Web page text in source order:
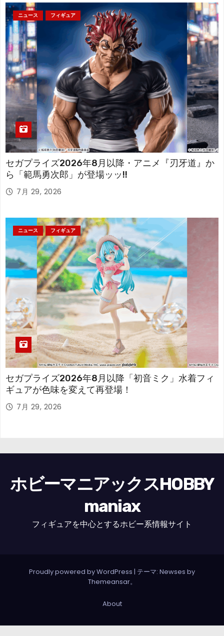
ニュース フィギュア
セガプライズ2026年8月以降・アニメ『刃牙道』か
ら「範馬勇次郎」が登場ッッ!!
7月 29, 2026
ニュース フィギュア
セガプライズ2026年8月以降「初音ミク」水着フィ
ギュアが色味を変えて再登場！
7月 29, 2026
ホビーマニアックスHOBBY
maniax
フィギュアを中心とするホビー系情報サイト
Proudly powered by WordPress | テーマ: Newses by
Themeansar。
About